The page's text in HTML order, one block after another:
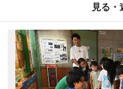
見る・